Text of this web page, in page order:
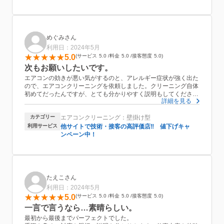
めぐみさん
利用日：2024年5月
5.0 サービス 5.0 料金 5.0 接客態度 5.0
次もお願いしたいです。
エアコンの効きが悪い気がするのと、アレルギー症状が強く出た
ので、エアコンクリーニングを依頼しました。クリーニング自体
初めてだったんですが、とても分かりやすく説明もしてくださ
り、お一人で来られていたのに作業もスムーズで丁寧。仕上がり
もおすすめしようと思います。ありがとうございました。
詳細を見る
カテゴリー エアコンクリーニング：壁掛け型
利用サービス
他サイトで技術・接客の高評価店‼ 値下げキャ
ンペーン中！
たえこさん
利用日：2024年5月
5.0 サービス 5.0 料金 5.0 接客態度 5.0
一言で言うなら…素晴らしい。
最初から最後までパーフェクトでした。